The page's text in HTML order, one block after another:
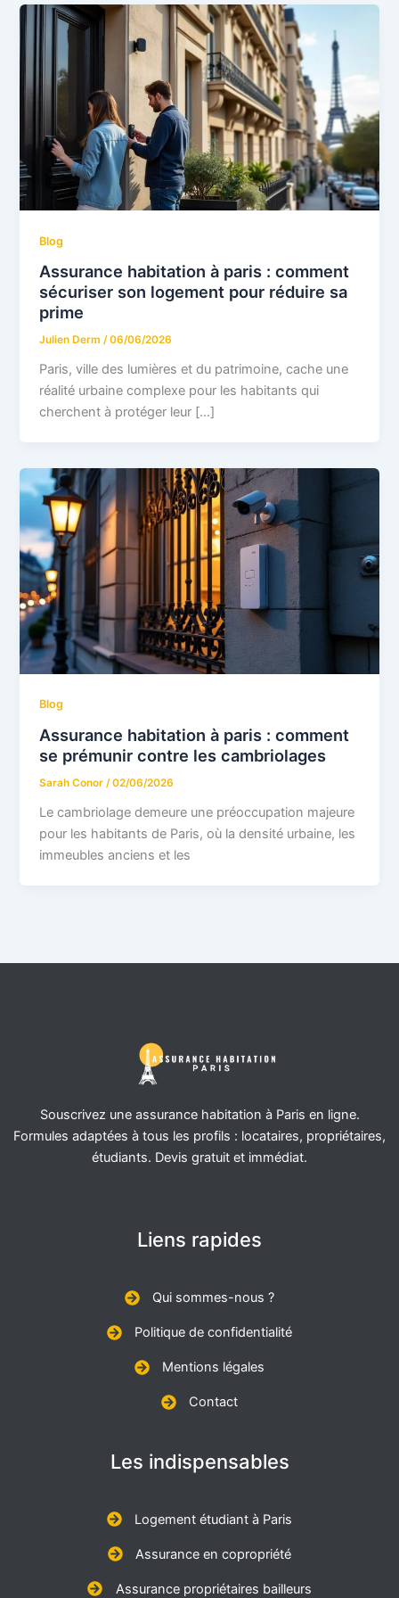
Blog
Assurance habitation à paris : comment
sécuriser son logement pour réduire sa
prime
Julien Derm/06/06/2026
Paris, ville des lumières et du patrimoine, cache une
réalité urbaine complexe pour les habitants qui
cherchent à protéger leur […]
Blog
Assurance habitation à paris : comment
se prémunir contre les cambriolages
Sarah Conor/02/06/2026
Le cambriolage demeure une préoccupation majeure
pour les habitants de Paris, où la densité urbaine, les
immeubles anciens et les
Souscrivez une assurance habitation à Paris en ligne.
Formules adaptées à tous les profils : locataires, propriétaires,
étudiants. Devis gratuit et immédiat.
Liens rapides
Qui sommes-nous ?
Politique de confidentialité
Mentions légales
Contact
Les indispensables
Logement étudiant à Paris
Assurance en copropriété
Assurance propriétaires bailleurs